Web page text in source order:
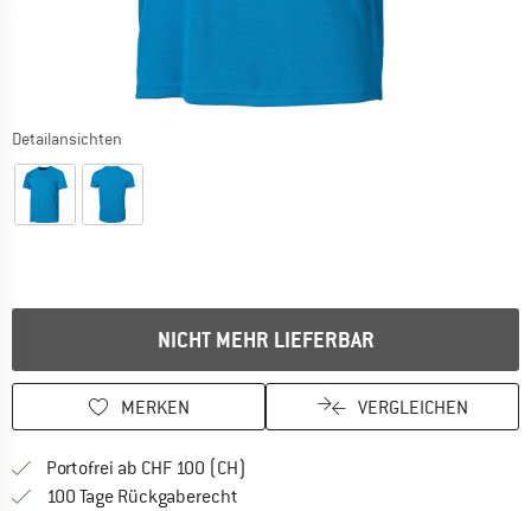
Detailansichten
NICHT MEHR LIEFERBAR
MERKEN VERGLEICHEN
Portofrei ab CHF 100 (CH)
100 Tage Rückgaberecht